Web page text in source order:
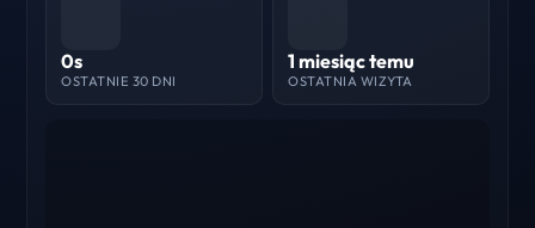
0s
OSTATNIE 30 DNI
1 miesiąc temu
OSTATNIA WIZYTA